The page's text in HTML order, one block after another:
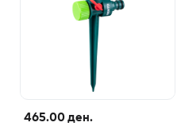
465.00 ден.